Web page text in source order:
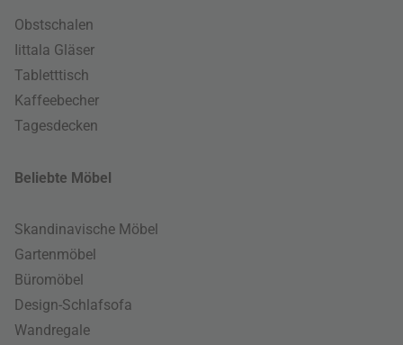
Obstschalen
Iittala Gläser
Tabletttisch
Kaffeebecher
Tagesdecken
Beliebte Möbel
Skandinavische Möbel
Gartenmöbel
Büromöbel
Design-Schlafsofa
Wandregale